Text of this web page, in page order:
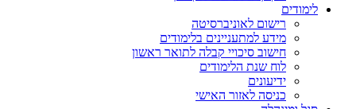
לימודים
רישום לאוניברסיטה
מידע למתעניינים בלימודים
חישוב סיכויי קבלה לתואר ראשון
לוח שנת הלימודים
ידיעונים
כניסה לאזור האישי